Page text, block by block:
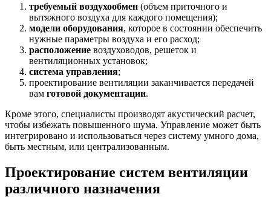
требуемый воздухообмен (объем приточного и
вытяжного воздуха для каждого помещения);
модели оборудования, которое в состоянии обеспечить
нужные параметры воздуха и его расход;
расположение воздуховодов, решеток и
вентиляционных установок;
система управления;
проектирование вентиляции заканчивается передачей
вам готовой документации.
Кроме этого, специалисты производят акустический расчет,
чтобы избежать повышенного шума. Управление может быть
интегрировано и использоваться через систему умного дома,
быть местным, или централизованным.
Проектирование систем вентиляции
различного назначения